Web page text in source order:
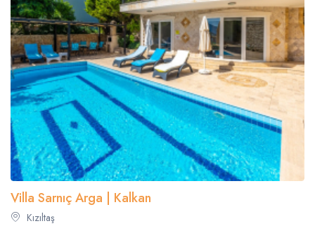
Villa Sarnıç Arga | Kalkan
Kızıltaş